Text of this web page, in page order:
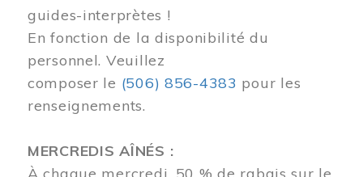
guides-interprètes !
En fonction de la disponibilité du
personnel. Veuillez
composer le (506) 856-4383 pour les
renseignements.
MERCREDIS AÎNÉS :